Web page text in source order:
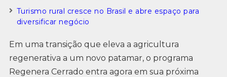
Turismo rural cresce no Brasil e abre espaço para
diversificar negócio
Em uma transição que eleva a agricultura
regenerativa a um novo patamar, o programa
Regenera Cerrado entra agora em sua próxima